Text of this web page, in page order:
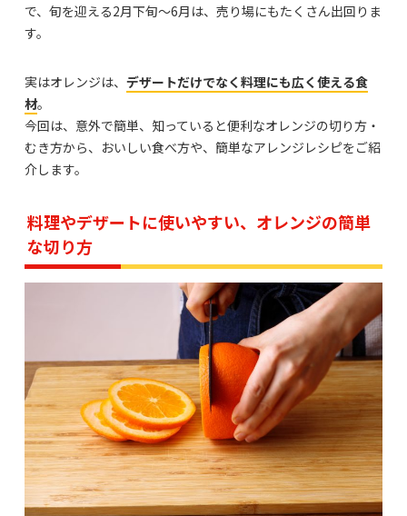
で、旬を迎える2月下旬～6月は、売り場にもたくさん出回りま
す。
実はオレンジは、 デザートだけでなく料理にも広く使える食
材。
今回は、意外で簡単、知っていると便利なオレンジの切り方・
むき方から、おいしい食べ方や、簡単なアレンジレシピをご紹
介します。
料理やデザートに使いやすい、オレンジの簡単
な切り方